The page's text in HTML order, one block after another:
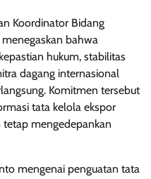
Koordinator Bidang
bahwa
hukum, stabilitas
dagang internasional
Komitmen tersebut
tata kelola ekspor
mengedepankan
mengenai penguatan tata